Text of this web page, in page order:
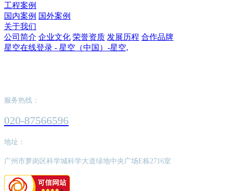
工程案例
国内案例 国外案例
关于我们
公司简介 企业文化 荣誉资质 发展历程 合作品牌
星空在线登录 - 星空（中国）-星空,
服务热线：
020-87566596
地址：
广州市萝岗区科学城科学大道绿地中央广场E栋2716室